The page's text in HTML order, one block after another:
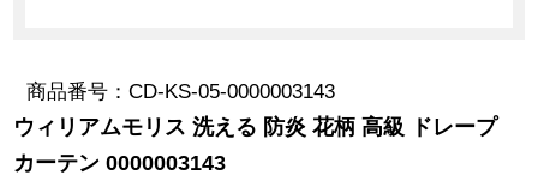
商品番号 CD-KS-05-0000003143
ウィリアムモリス 洗える 防炎 花柄 高級 ドレープ
カーテン 0000003143